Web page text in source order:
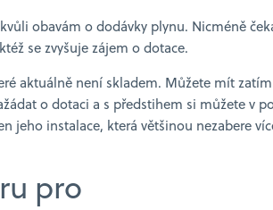
obavám o dodávky plynu. Nicméně
se zvyšuje zájem o dotace.
aktuálně není skladem. Můžete mít
o dotaci a s předstihem si můžete v
jeho instalace, která většinou nezabere
pro